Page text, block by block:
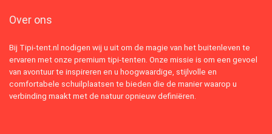
Over ons
Bij Tipi-tent.nl nodigen wij u uit om de magie van het buitenleven te
ervaren met onze premium tipi-tenten. Onze missie is om een gevoel
van avontuur te inspireren en u hoogwaardige, stijlvolle en
comfortabele schuilplaatsen te bieden die de manier waarop u
verbinding maakt met de natuur opnieuw definiëren.